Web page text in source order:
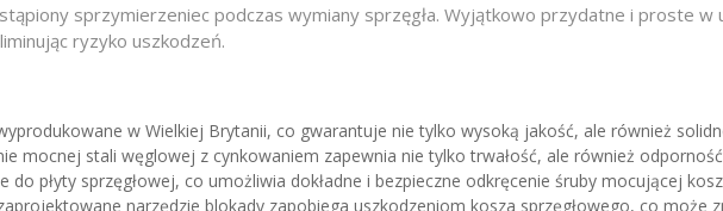
sprzymierzeniec podczas wymiany sprzęgła. Wyjątkowo przydatne i proste w
ryzyko uszkodzeń.
w Wielkiej Brytanii, co gwarantuje nie tylko wysoką jakość, ale również
mocnej stali węglowej z cynkowaniem zapewnia nie tylko trwałość, ale również
do płyty sprzęgłowej, co umożliwia dokładne i bezpieczne odkręcenie śruby mocującej
narzędzie blokady zapobiega uszkodzeniom kosza sprzęgłowego, co może